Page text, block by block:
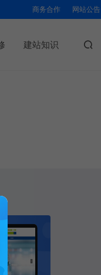
商务合作 网站公告
建站知识